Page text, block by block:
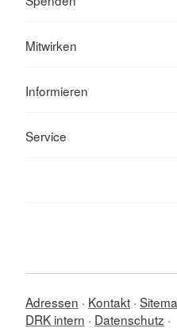
Mitwirken
Informieren
Service
Adressen Kontakt
DRK intern
Datenschutz